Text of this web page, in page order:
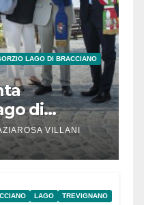
LAGO DI BRACCIANO
di
VILLANI
LAGO TREVIGNANO